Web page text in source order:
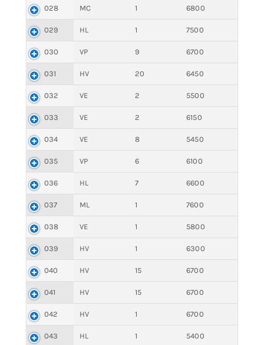
028 MC 1 6800
029 HL 1 7500
030 VP 9 6700
031 HV 20 6450
032 VE 2 5500
033 VE 2 6150
034 VE 8 5450
035 VP 6 6100
036 HL 7 6600
037 ML 1 7600
038 VE 1 5800
039 HV 1 6300
040 HV 15 6700
041 HV 15 6700
042 HV 1 6700
043 HL 1 5400